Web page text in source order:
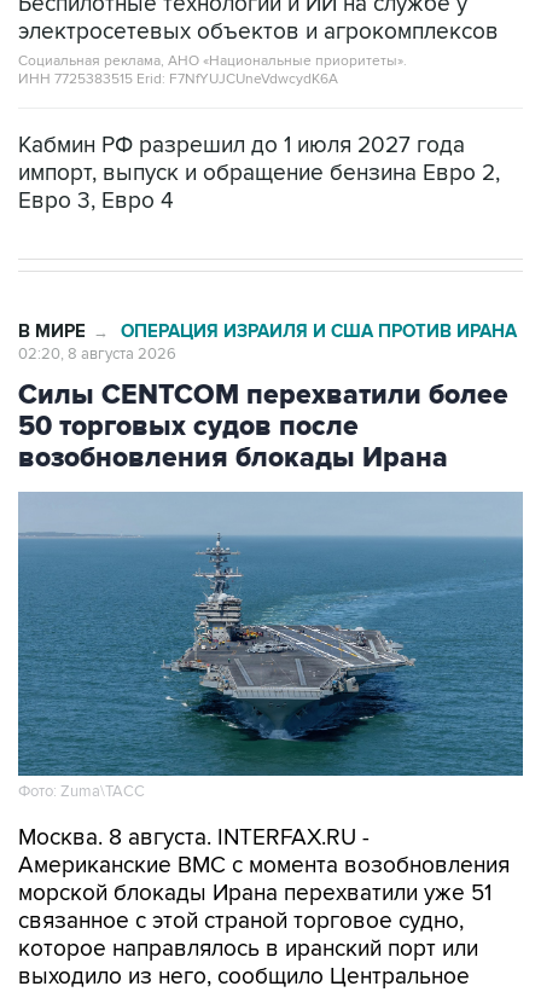
Социальная реклама, АНО «Национальные приоритеты».
ИНН 7725383515 Erid: F7NfYUJCUneVdwcydK6A
Кабмин РФ разрешил до 1 июля 2027 года
Евро 3, Евро 4
Силы CENTCOM перехватили более
50 торговых судов после
возобновления блокады Ирана
Фото: Zuma\ТАСС
Москва. 8 августа. INTERFAX.RU -
морской блокады Ирана перехватили уже 51
связанное с этой страной торговое судно,
которое направлялось в иранский порт или
выходило из него, сообщило Центральное
командование ВС США на Ближнем Востоке
(CENTCOM).